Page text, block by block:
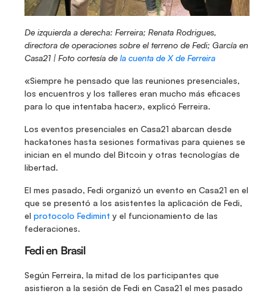
De izquierda a derecha: Ferreira; Renata Rodrigues,
directora de operaciones sobre el terreno de Fedi; García en
Casa21 | Foto cortesía de la cuenta de X de Ferreira
«Siempre he pensado que las reuniones presenciales,
los encuentros y los talleres eran mucho más eficaces
para lo que intentaba hacer», explicó Ferreira.
Los eventos presenciales en Casa21 abarcan desde
hackatones hasta sesiones formativas para quienes se
inician en el mundo del Bitcoin y otras tecnologías de
libertad.
El mes pasado, Fedi organizó un evento en Casa21 en el
que se presentó a los asistentes la aplicación de Fedi,
el protocolo Fedimint y el funcionamiento de las
federaciones.
Fedi en Brasil
Según Ferreira, la mitad de los participantes que
asistieron a la sesión de Fedi en Casa21 el mes pasado